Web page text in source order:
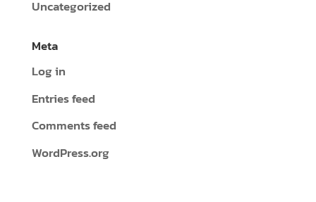
Uncategorized
Meta
Log in
Entries feed
Comments feed
WordPress.org